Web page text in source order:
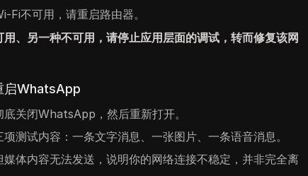
Fi不可用，请重启路由器。
、另一种不可用，请停止应用层面的调试，转而修复该网
启WhatsApp
关闭WhatsApp，然后重新打开。
测试内容：一条文字消息、一张图片、一条语音消息。
媒体内容无法发送，说明你的网络连接不稳定，并非完全离